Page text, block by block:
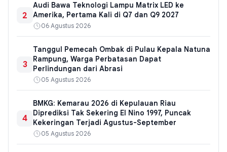
2
Audi Bawa Teknologi Lampu Matrix LED ke
Amerika, Pertama Kali di Q7 dan Q9 2027
06 Agustus 2026
3
Tanggul Pemecah Ombak di Pulau Kepala Natuna
Rampung, Warga Perbatasan Dapat
Perlindungan dari Abrasi
05 Agustus 2026
4
BMKG: Kemarau 2026 di Kepulauan Riau
Diprediksi Tak Sekering El Nino 1997, Puncak
Kekeringan Terjadi Agustus-September
05 Agustus 2026